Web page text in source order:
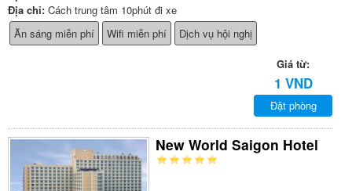
Địa chỉ: Cách trung tâm 10phút đi xe
Ăn sáng miễn phí
Wifi miễn phí Dịch vụ hội nghị
Giá từ:
1 VND
Đặt phòng
New World Saigon Hotel